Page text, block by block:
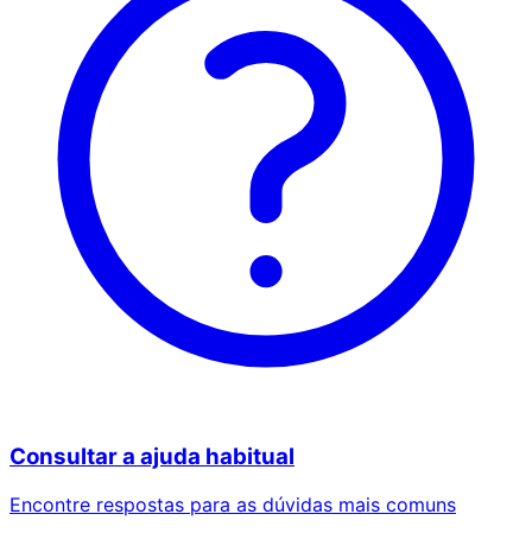
Consultar a ajuda habitual
Encontre respostas para as dúvidas mais comuns